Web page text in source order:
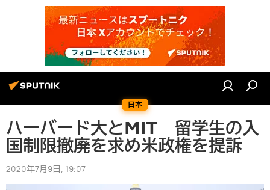
日本
ハーバード大とMIT 留学生の入
国制限撤廃を求め米政権を提訴
2020年7月9日, 19:07